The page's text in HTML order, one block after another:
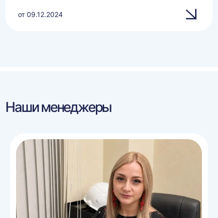
от 09.12.2024
Наши менеджеры